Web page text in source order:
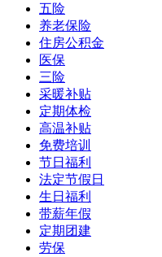
五险
养老保险
住房公积金
医保
三险
采暖补贴
定期体检
高温补贴
免费培训
节日福利
法定节假日
生日福利
带薪年假
定期团建
劳保